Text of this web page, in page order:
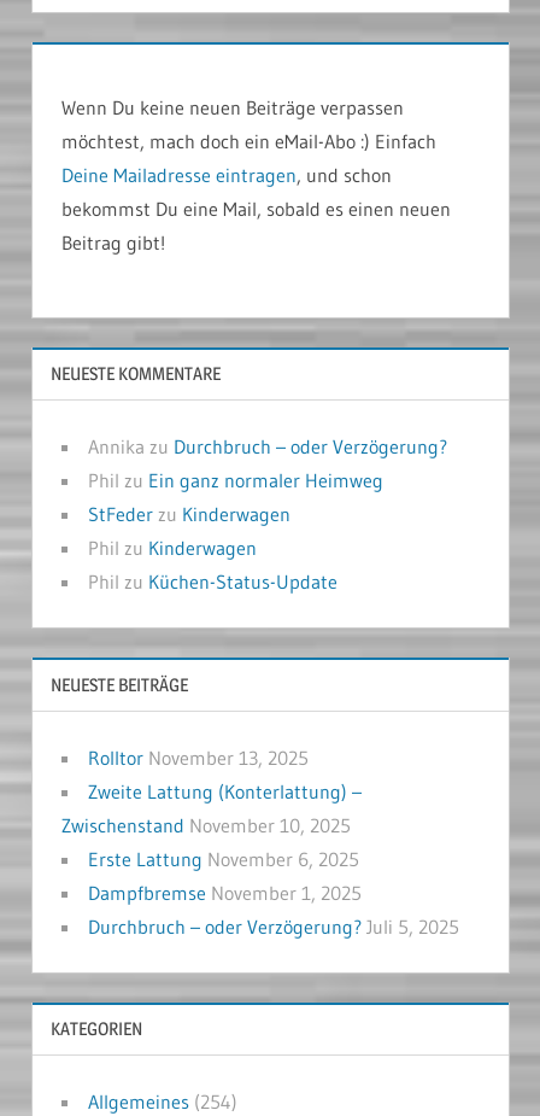
Wenn Du keine neuen Beiträge verpassen
möchtest, mach doch ein eMail-Abo :) Einfach
Deine Mailadresse eintragen, und schon
bekommst Du eine Mail, sobald es einen neuen
Beitrag gibt!
NEUESTE KOMMENTARE
Annika zu Durchbruch – oder Verzögerung?
Phil zu Ein ganz normaler Heimweg
StFederzu Kinderwagen
Phil zu Kinderwagen
Phil zu Küchen-Status-Update
NEUESTE BEITRÄGE
Rolltor November 13, 2025
Zweite Lattung (Konterlattung) –
Zwischenstand November 10, 2025
Erste Lattung November 6, 2025
Dampfbremse November 1, 2025
Durchbruch – oder Verzögerung? Juli 5, 2025
KATEGORIEN
Allgemeines(254)